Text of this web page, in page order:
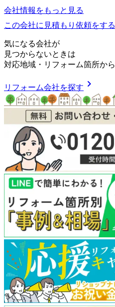
会社情報をもっと見る
この会社に見積もり依頼をする
気になる会社が
見つからないときは
対応地域 ・ リフォーム箇所から
リフォーム会社を探す chevron_right